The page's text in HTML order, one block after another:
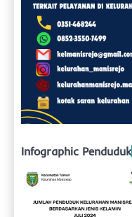
Infographic Penduduk